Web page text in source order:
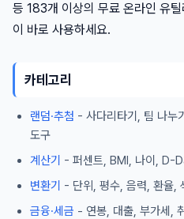
등 183개 이상의 무료 온라인 유
이 바로 사용하세요.
카테고리
랜덤·추첨 - 사다리타기, 팀 나누
도구
계산기 - 퍼센트, BMI, 나이, D-
변환기 - 단위, 평수, 음력, 환율,
금융·세금 - 연봉, 대출, 부가세,